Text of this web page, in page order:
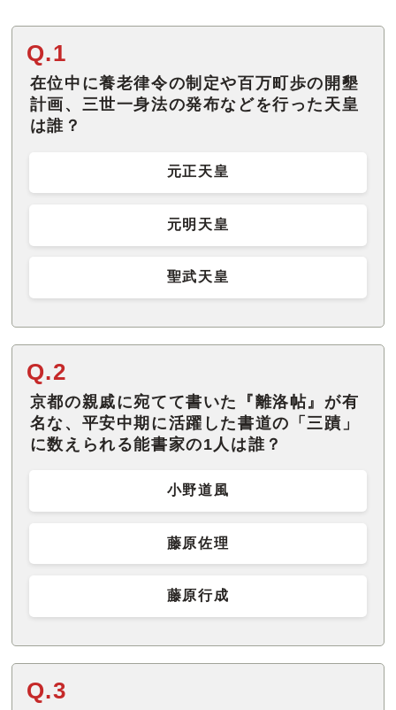
Q.1
在位中に養老律令の制定や百万町歩の開墾
計画、三世一身法の発布などを行った天皇
は誰？
元正天皇
元明天皇
聖武天皇
Q.2
京都の親戚に宛てて書いた『離洛帖』が有
名な、平安中期に活躍した書道の「三蹟」
に数えられる能書家の1人は誰？
小野道風
藤原佐理
藤原行成
Q.3